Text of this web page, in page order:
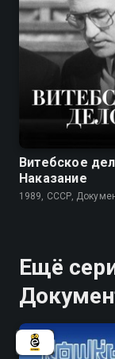
Витебское
Наказание
1989, СССР,
Ещё